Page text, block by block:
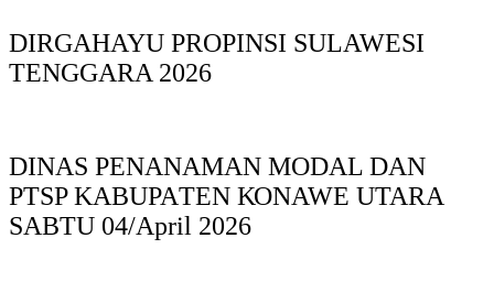
DIRGAHAYU PROPINSI SULAWESI
TENGGARA 2026
DINAS PΕΝΑΝΑΜAN MODAL DAN
PTSP KABUPAΤΕΝ ΚΟNAWE UTARA
SABTU 04/April 2026